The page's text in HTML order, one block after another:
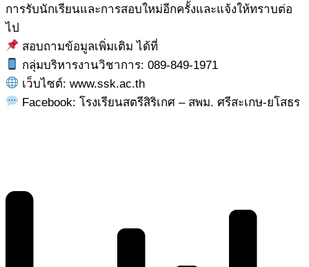
การรับนักเรียนและการสอบใหม่อีกครั้งและแจ้งให้ทราบต่อ
ไป
สอบถามข้อมูลเพิ่มเติม ได้ที่
กลุ่มบริหารงานวิชาการ: 089-849-1971
เว็บไซต์: www.ssk.ac.th
Facebook: โรงเรียนสตรีสิริเกศ – สพม. ศรีสะเกษ-ยโสธร